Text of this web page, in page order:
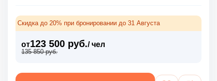
Скидка до 20% при бронировании до 31 Августа
от123 500 руб./ чел
135 850 руб.